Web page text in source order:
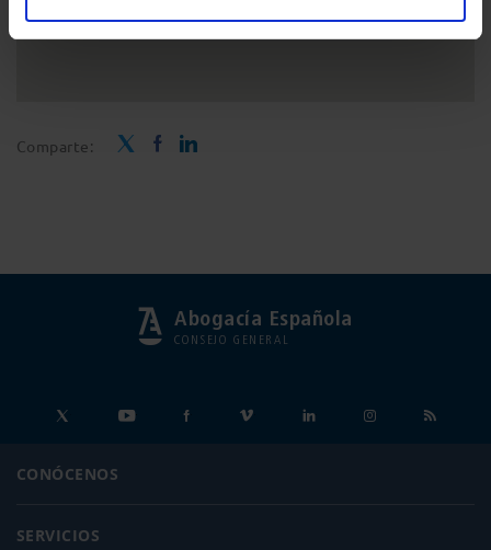
Comparte:
Abogacía Española
CONSEJO GENERAL
CONÓCENOS
SERVICIOS